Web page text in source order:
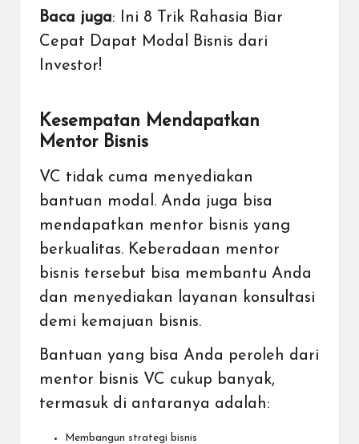
Baca juga: Ini 8 Trik Rahasia Biar
Cepat Dapat Modal Bisnis dari
Investor!
Kesempatan Mendapatkan
Mentor Bisnis
VC tidak cuma menyediakan
bantuan modal. Anda juga bisa
mendapatkan mentor bisnis yang
berkualitas. Keberadaan mentor
bisnis tersebut bisa membantu Anda
dan menyediakan layanan konsultasi
demi kemajuan bisnis.
Bantuan yang bisa Anda peroleh dari
mentor bisnis VC cukup banyak,
termasuk di antaranya adalah:
Membangun strategi bisnis